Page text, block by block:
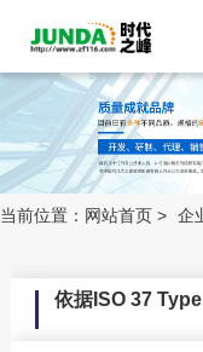
当前位置： 网站首页 > 企
依据ISO 37